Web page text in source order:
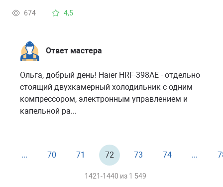
674 4,5
Ответ мастера
Ольга, добрый день! Haier HRF-398AE - отдельно
стоящий двухкамерный холодильник с одним
компрессором, электронным управлением и
капельной ра...
... 70 71 72 73 74 ...
1421-1440 из 1 549